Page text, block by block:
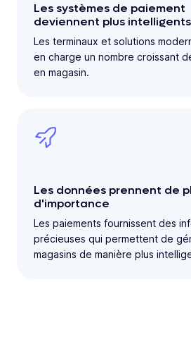
Les systèmes de paiement
deviennent plus intelligents
Les terminaux et solutions
en charge un nombre croissant
en magasin.
Les données prennent de
d'importance
Les paiements fournissent des
précieuses qui permettent de
magasins de manière plus